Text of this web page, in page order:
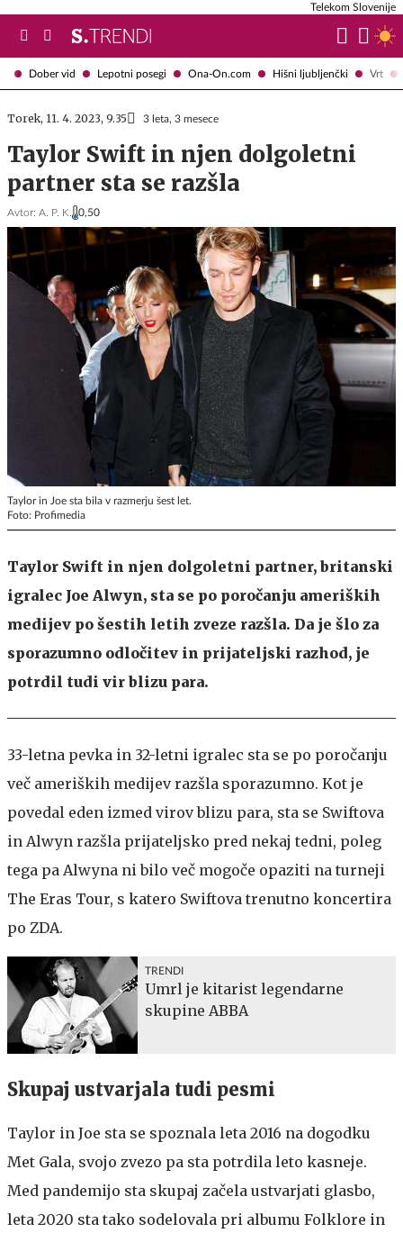
Dober vid Lepotni posegi Ona-On.com Hišni ljubljenčki Vrt
Telekom Slovenije
Torek, 11. 4. 2023, 9.35 3 leta, 3 mesece
Taylor Swift in njen dolgoletni
partner sta se razšla
Avtor: A. P. K. 0,50
Taylor in Joe sta bila v razmerju šest let.
Foto: Profimedia
Taylor Swift in njen dolgoletni partner, britanski
igralec Joe Alwyn, sta se po poročanju ameriških
medijev po šestih letih zveze razšla. Da je šlo za
sporazumno odločitev in prijateljski razhod, je
potrdil tudi vir blizu para.
33-letna pevka in 32-letni igralec sta se po poročanju
več ameriških medijev razšla sporazumno. Kot je
povedal eden izmed virov blizu para, sta se Swiftova
in Alwyn razšla prijateljsko pred nekaj tedni, poleg
tega pa Alwyna ni bilo več mogoče opaziti na turneji
The Eras Tour, s katero Swiftova trenutno koncertira
po ZDA.
TRENDI
Umrl je kitarist legendarne
skupine ABBA
Skupaj ustvarjala tudi pesmi
Taylor in Joe sta se spoznala leta 2016 na dogodku
Met Gala, svojo zvezo pa sta potrdila leto kasneje.
Med pandemijo sta skupaj začela ustvarjati glasbo,
leta 2020 sta tako sodelovala pri albumu Folklore in